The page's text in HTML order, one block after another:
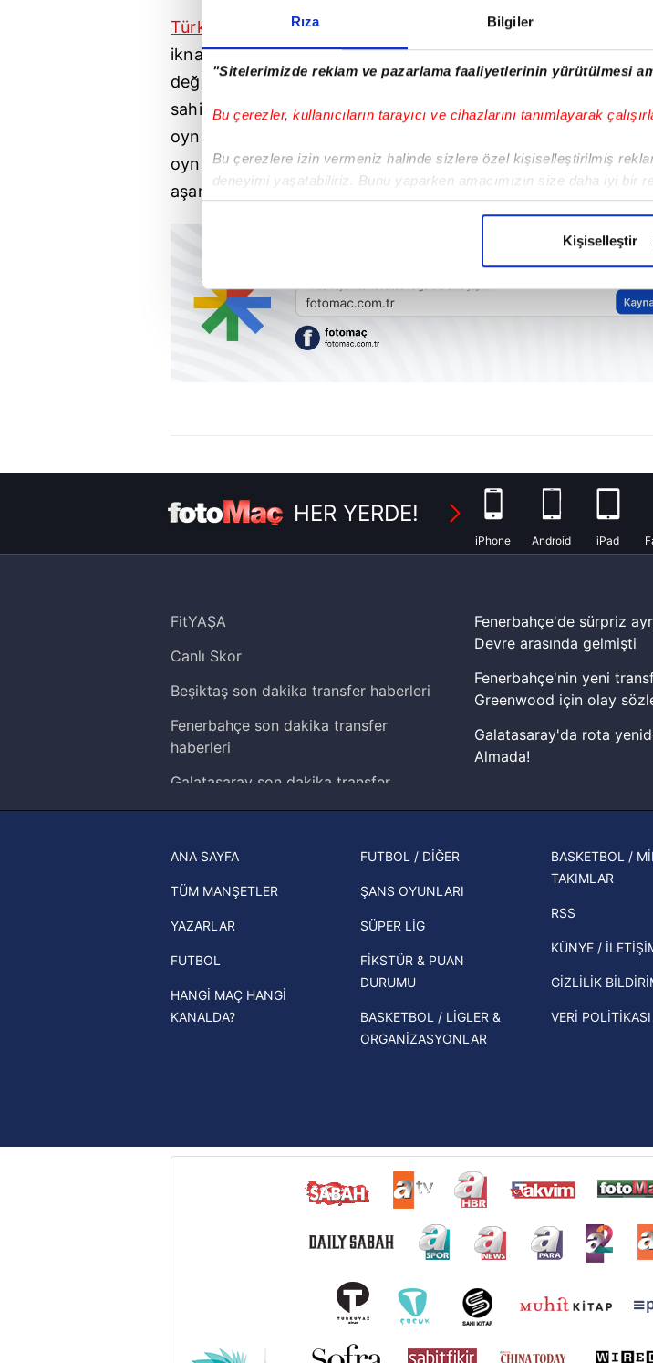
Rıza Bilgiler
"Sitelerimizde reklam ve pazarlama faaliyetlerinin yürütülmesi
Bu çerezler, kullanıcıların tarayıcı ve cihazlarını tanımlayarak
Bu çerezlere izin vermeniz halinde sizlere özel kişiselleştirilmiş
deneyimi yaşatabiliriz. Bunu yaparken amacımızın size daha iyi
içerikleri sunabilmek adına elimizden gelen çabayı gösterdiğimizi
Her halükârda, kullanıcılar, bu çerezlere izin vermedikleri takdirde,
Sizlere daha iyi bir hizmet sunabilmek için İnternet Sitemizde
çerezler vasıtasıyla çeşitli kişisel verileriniz işlenmekte olup gerekli
amacıyla kullanılmaktadır. Diğer çerezler, sitemizin daha işlevsel
6698 sayılı Kişisel Verilerin Korunması Kanunu uyarınca
mevzuata uygun olarak kullanılan çerezlerle ilgili bilgi almak için lütfen
Kişiselleştir
Türkiye 'de işlerin nasıl yürüdüğüne hakim olduğunu belirten B
ikna edici bir galibiyet alırsak her şey yeniden fantastik
değilim çünkü oyuncu kalitemiz çok yüksek ve fazla sayıda
sahibiz. Şu anda önemli olan, doğru oyuncuları doğru
oynatmak. Bu, bazen büyük fark yaratabiliyor. Farklı
oynayabilen pek çok oyuncumuz var. Hala yapbozu
aşamasındayız ama nihai sonuca ulaşacağız." dedi..
HER YERDE!
iPhone Android iPad
FitYAŞA
Canlı Skor
Beşiktaş son dakika transfer haberleri
Fenerbahçe son dakika transfer
haberleri
Galatasaray son dakika transfer
haberleri
Trendyol Süper Lig haberleri
Ziraat Türkiye Kupası haberleri
UEFA Şampiyonlar Ligi haberleri
UEFA Avrupa Ligi haberleri
UEFA Konferans Ligi haberleri
Fenerbahçe'de sürpriz
Devre arasında gelmişti
Fenerbahçe'nin yeni
Greenwood için olay
Galatasaray'da rota
Almada!
muhtemel rakibi belli
İspanya-Arjantin finalinin
Beşiktaş'ın UEFA
Eleme Turu muhtemel
ANA SAYFA
TÜM MANŞETLER
YAZARLAR
FUTBOL
HANGİ MAÇ HANGİ
KANALDA?
FUTBOL / DİĞER
ŞANS OYUNLARI
SÜPER LİG
FİKSTÜR & PUAN
DURUMU
BASKETBOL / LİGLER &
ORGANİZASYONLAR
BASKETBOL /
TAKIMLAR
RSS
KÜNYE /
GİZLİLİK
VERİ POLİTİKASI